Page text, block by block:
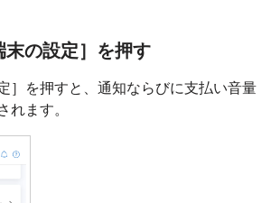
末の設定］を押す
］を押すと、通知ならびに支払い音量
れます。